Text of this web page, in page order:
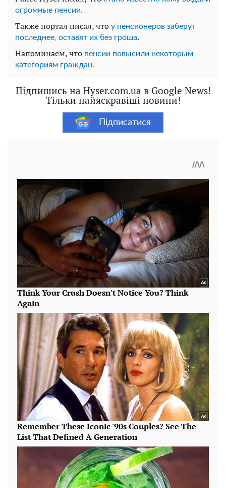
огромные пенсии.
Также портал писал, что у пенсионеров заберут
последнее, оставят их без гроша.
Напоминаем, что пенсии повысили некоторым
категориям граждан.
Підпишись на Hyser.com.ua в Google News!
Тільки найяскравіші новини!
Підписатися